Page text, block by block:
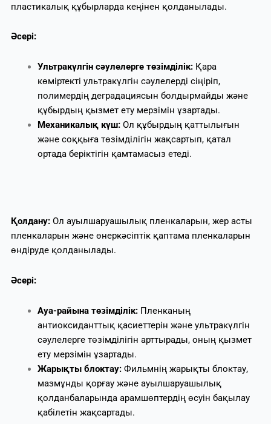
пластикалық құбырларда кеңінен қолданылады.
Әсері:
Ультракүлгін сәулелерге төзімділік:Қара
көміртекті ультракүлгін сәулелерді сіңіріп,
полимердің деградациясын болдырмайды және
құбырдың қызмет ету мерзімін ұзартады.
Механикалық күш:Ол құбырдың қаттылығын
және соққыға төзімділігін жақсартып, қатал
ортада беріктігін қамтамасыз етеді.
Қолдану:Ол ауылшаруашылық пленкаларын, жер асты
пленкаларын және өнеркәсіптік қаптама пленкаларын
өндіруде қолданылады.
Әсері:
Ауа-райына төзімділік:Пленканың
антиоксиданттық қасиеттерін және ультракүлгін
сәулелерге төзімділігін арттырады, оның қызмет
ету мерзімін ұзартады.
Жарықты блоктау:Фильмнің жарықты блоктау,
мазмұнды қорғау және ауылшаруашылық
қолданбаларында арамшөптердің өсуін бақылау
қабілетін жақсартады.